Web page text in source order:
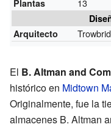
Plantas
Arquitecto
El B. Altman and
histórico en Midtown
Originalmente, fue la
almacenes B. Altman